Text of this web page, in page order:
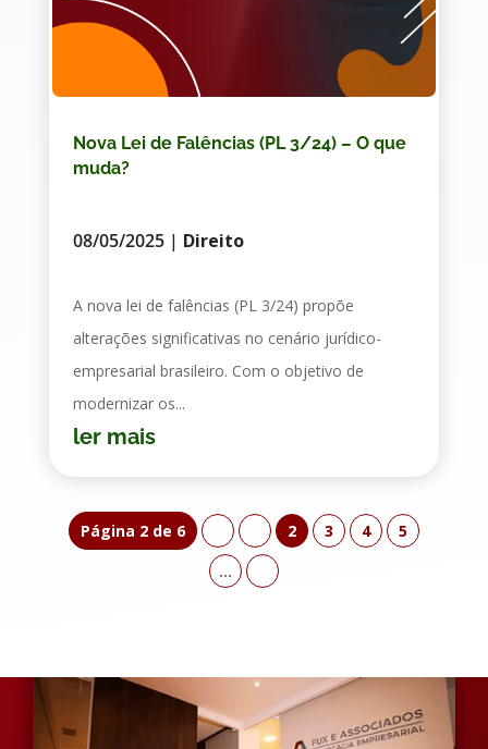
Nova Lei de Falências (PL 3/24) – O que
muda?
08/05/2025| Direito
A nova lei de falências (PL 3/24) propõe
alterações significativas no cenário jurídico-
empresarial brasileiro. Com o objetivo de
modernizar os...
ler mais
Página 2 de 6 2 3 4
5
...